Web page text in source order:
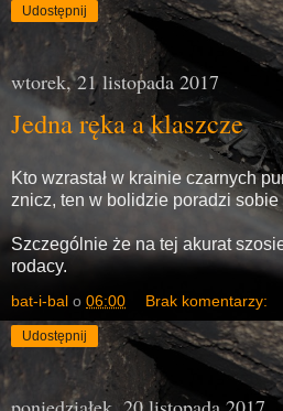
Udostępnij
wtorek, 21 listopada 2017
Jedna ręka a klaszcze
Kto wzrastał w krainie czarnych
znicz, ten w bolidzie poradzi
Szczególnie że na tej akurat
rodacy.
bat-i-bal o 06:00 Brak komentarzy:
Udostępnij